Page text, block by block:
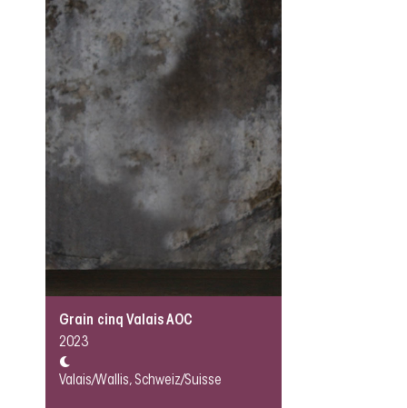
Grain cinq Valais AOC
2023
Valais/Wallis, Schweiz/Suisse